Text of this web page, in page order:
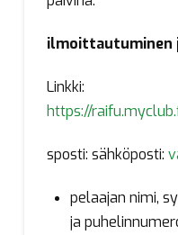
ilmoittautuminen
Linkki:
https://
sposti: sähköposti:
pelaajan nimi,
ja